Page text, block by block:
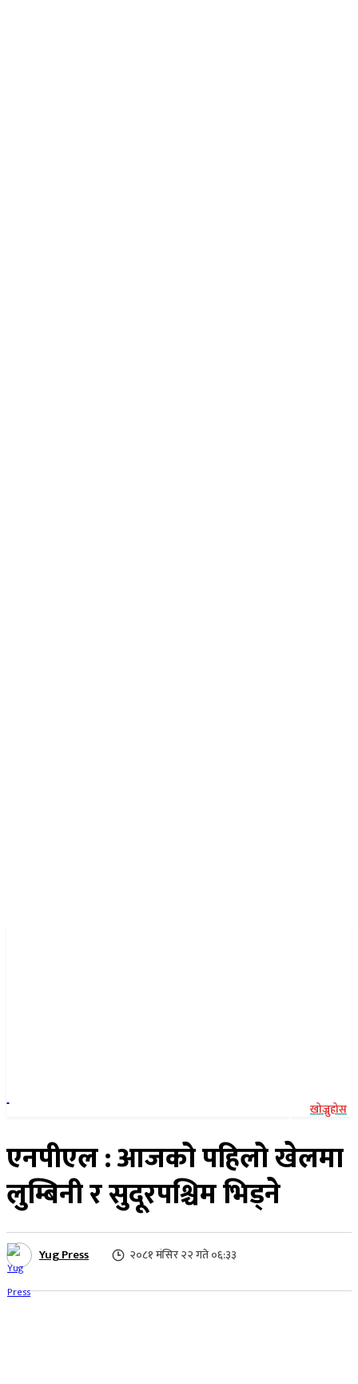
खोज्नुहोस
एनपीएल : आजको पहिलो खेलमा
लुम्बिनी र सुदूरपश्चिम भिड्ने
Yug Press २०८१ मंसिर २२ गते ०६:३३